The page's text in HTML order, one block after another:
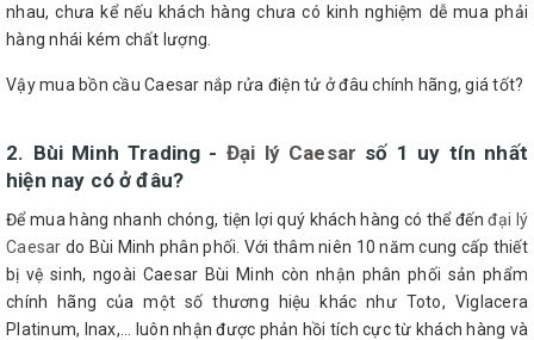
nhau, chưa kể nếu khách hàng chưa có kinh nghiệm dễ mua phải
hàng nhái kém chất lượng.
Vậy mua bồn cầu Caesar nắp rửa điện tử ở đâu chính hãng, giá tốt?
2. Bùi Minh Trading - Đại lý Caesar số 1 uy tín nhất
hiện nay có ở đâu?
Để mua hàng nhanh chóng, tiện lợi quý khách hàng có thể đếnđại lý
Caesar do Bùi Minh phân phối. Với thâm niên 10 năm cung cấp thiết
bị vệ sinh, ngoài Caesar Bùi Minh còn nhận phân phối sản phẩm
chính hãng của một số thương hiệu khác như Toto, Viglacera
Platinum, Inax,... luôn nhận được phản hồi tích cực từ khách hàng và